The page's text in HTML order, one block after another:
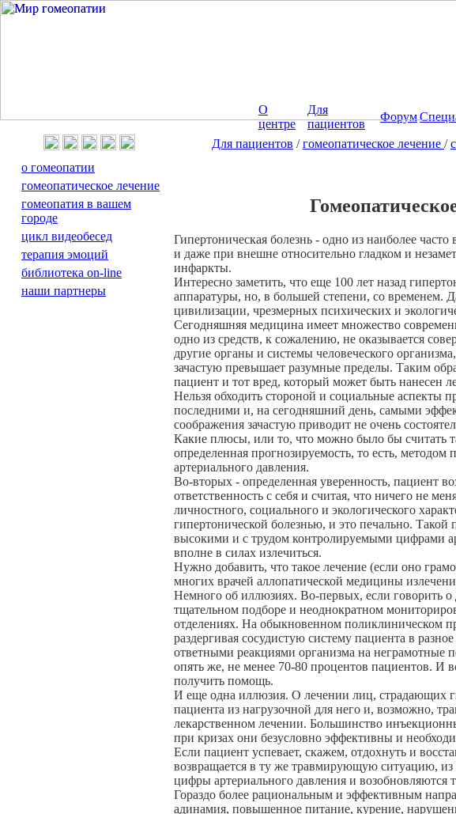
О
центре
Для
пациентов
Форум
Для пациентов /гомеопатическое лечение /
Гипертоническая болезнь - одно из наиболее
и даже при внешне относительно гладком и
инфаркты.
Интересно заметить, что еще 100 лет назад
аппаратуры, но, в большей степени, со временем.
цивилизации, чрезмерных психических и
Сегодняшняя медицина имеет множество
одно из средств, к сожалению, не оказывается
другие органы и системы человеческого
зачастую превышает разумные пределы. Таким
пациент и тот вред, который может быть нанесен
Нельзя обходить стороной и социальные аспекты
последними и, на сегодняшний день, самыми
соображения зачастую приводит не очень
Какие плюсы, или то, что можно было бы считать
определенная прогнозируемость, то есть,
артериального давления.
Во-вторых - определенная уверенность, пациент
ответственность с себя и считая, что ничего не
личностного, социального и экологического
гипертонической болезнью, и это печально.
высокими и с трудом контролируемыми цифрами
вполне в силах излечиться.
Нужно добавить, что такое лечение (если оно
многих врачей аллопатической медицины
Немного об иллюзиях. Во-первых, если говорить о
тщательном подборе и неоднократном
отделениях. На обыкновенном поликлиническом
раздергивая сосудистую систему пациента в
ответными реакциями организма на неграмотные
опять же, не менее 70-80 процентов пациентов. И
получить помощь.
И еще одна иллюзия. О лечении лиц, страдающих
пациента из нагрузочной для него и, возможно,
лекарственном лечении. Большинство
при кризах они безусловно эффективны и
Если пациент успевает, скажем, отдохнуть и
возвращается в ту же травмирующую ситуацию,
цифры артериального давления и возобновляются
Гораздо более рациональным и эффективным
адинамия, повышенное питание, курение,
о гомеопатии
гомеопатическое лечение
гомеопатия в вашем
городе
цикл видеобесед
терапия эмоций
библиотека on-line
наши партнеры